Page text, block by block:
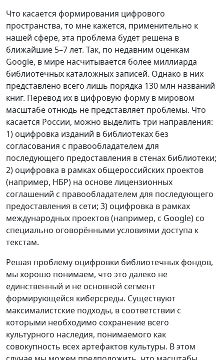
Что касается формирования цифрового
пространства, то мне кажется, применительно к
нашей сфере, эта проблема будет решена в
ближайшие 5–7 лет. Так, по недавним оценкам
Google, в мире насчитывается более миллиарда
библиотечных каталожных записей. Однако в них
представлено всего лишь порядка 130 млн названий
книг. Перевод их в цифровую форму в мировом
масштабе отнюдь не представляет проблемы. Что
касается России, можно выделить три направления:
1) оцифровка изданий в библиотеках без
согласования с правообладателем для
последующего предоставления в стенах библиотеки;
2) оцифровка в рамках общероссийских проектов
(например, НБР) на основе лицензионных
соглашений с правообладателем для последующего
предоставления в сети; 3) оцифровка в рамках
международных проектов (например, с Google) со
специально оговорёнными условиями доступа к
текстам.
Решая проблему оцифровки библиотечных фондов,
мы хорошо понимаем, что это далеко не
единственный и не основной сегмент
формирующейся киберсреды. Существуют
максималистские подходы, в соответствии с
которыми необходимо сохранение всего
культурного наследия, понимаемого как
совокупность всех артефактов культуры. В этом